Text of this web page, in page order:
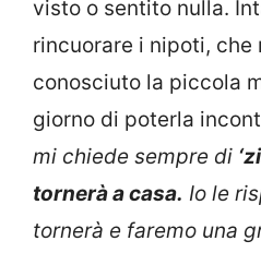
visto o sentito nulla.
rincuorare i nipoti, che
conosciuto la piccola
giorno di poterla
mi chiede sempre di
tornerà a casa. Io le
tornerà e faremo una